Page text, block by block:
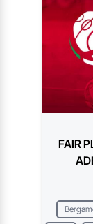
FAIR